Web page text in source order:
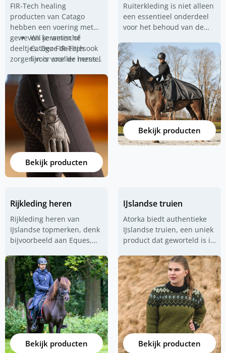
FIR-Tech healing
producten van Catago
hebben een voering met
geweven keramische
deeltjes. Deze deeltjes
zorgen voor sneller herstel
spiergroepen.
Wil je weten of
Catago FIR-Tech ook
fijn is voor de mens?
ervaringen van Silke.
Bekijk producten
Ruiterkleding is niet alleen
een essentieel onderdeel
voor het behoud van de
tijdens het paardrijden,
maar het draagt ook bij
aan een professionele
uitstraling. Bij Atorka vind
je een uitgebreide collectie
van rijkleding die speciaal
is ontworpen om te
voldoen aan de behoeften
van elke ruiter. Met ieder
seizoen een andere
Bekijk producten
Rijkleding heren
Rijkleding heren van
IJslandse topmerken, denk
bijvoorbeeld aan Eques,
Jodhpur rijbroeken voor
heren ruitervesten,
ruiterjassen en niet te
vergeten een rij-overall
voor heren.
Bekijk producten
IJslandse truien
Atorka biedt authentieke
IJslandse truien, een uniek
product dat geworteld is in
cultuur van IJsland. Deze
truien zijn niet alleen een
kledingstuk, maar
vertegenwoordigen ook
een stukje IJslandse
erfgoed, zorgvuldig met de
hand gebreid door
deskundige
ambachtslieden. Elke trui
Bekijk producten